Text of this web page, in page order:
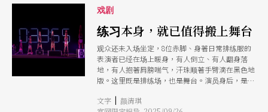
皆告售罄，证明了艺术节过往所缔造出的口碑效
应。 虽然没有特定的策展主题，但艺术节大多数
的节目聚焦于物质与感知的探索，从朱利安．佛格
尔（Julian Vogel）的陶瓷所象征的脆弱与失控，
到约格．穆勒（Jrg Mller）与布料共舞所展现的呼
吸与共鸣；从Sackripa团队在水中寻求平衡的诗意
幽默，到罗纳多马戏团（Circus Ronaldo）父子在
日常物件中传承的温暖与哀愁；最后以法国当代杂
Ouramdane）透过身体构建的集体信任与协作压
戏剧
练习本身，就已值得搬上舞台
观众还未入场坐定，8位赤脚、身著日常排练服的
表演者已经在场上暖身，有人倒立、有人翻身落
地，有人抱著肩膀喘气，汗珠顺著手臂滴在黑色地
版。这里既是排练场，也是舞台。演员身后，是一
00」的倒数起点。表演还没正式开始，空间早就充
文字 | 颜清琪